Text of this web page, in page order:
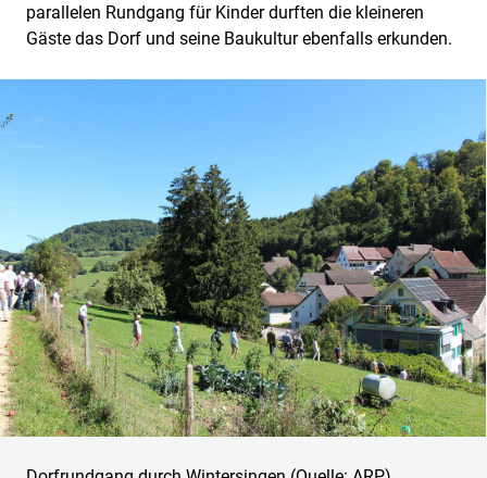
parallelen Rundgang für Kinder durften die kleineren
Gäste das Dorf und seine Baukultur ebenfalls erkunden.